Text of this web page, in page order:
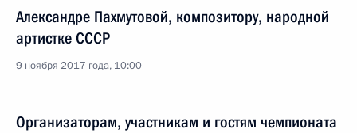
Александре Пахмутовой, композитору, народной
артистке СССР
9 ноября 2017 года, 10:00
Организаторам, участникам и гостям чемпионата